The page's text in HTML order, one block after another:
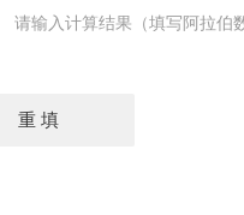
请输入计算结果（填写阿拉伯